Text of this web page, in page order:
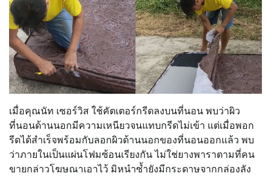
เมื่อคุณนัท เซอร์วิส ใช้คัตเตอร์กรีดลงบนที่นอน พบว่าผิว
ที่นอนด้านนอกมีความเหนียวจนแทบกรีดไม่เข้า แต่เมื่อพอก
รีดได้สำเร็จพร้อมกับลอกผิวด้านนอกของที่นอนออกแล้ว พบ
ว่าภายในเป็นแผ่นโฟมซ้อนเรียงกัน ไม่ใช่ยางพาราตามที่คน
ขายกล่าวโฆษณาเอาไว้ มิหนำซ้ำยังมีกระดาษจากกล่องลัง